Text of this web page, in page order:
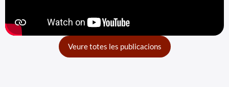
Veure totes les publicacions